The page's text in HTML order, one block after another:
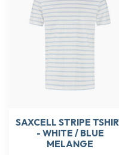
SAXCELL STRIPE
- WHITE / BLUE
MELANGE